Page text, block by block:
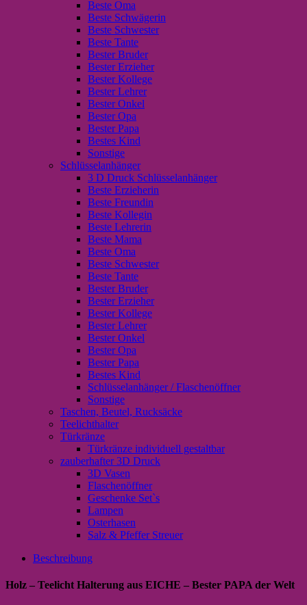
Beste Oma
Beste Schwägerin
Beste Schwester
Beste Tante
Bester Bruder
Bester Erzieher
Bester Kollege
Bester Lehrer
Bester Onkel
Bester Opa
Bester Papa
Bestes Kind
Sonstige
Schlüsselanhänger
3 D Druck Schlüsselanhänger
Beste Erzieherin
Beste Freundin
Beste Kollegin
Beste Lehrerin
Beste Mama
Beste Oma
Beste Schwester
Beste Tante
Bester Bruder
Bester Erzieher
Bester Kollege
Bester Lehrer
Bester Onkel
Bester Opa
Bester Papa
Bestes Kind
Schlüsselanhänger / Flaschenöffner
Sonstige
Taschen, Beutel, Rucksäcke
Teelichthalter
Türkränze
Türkränze individuell gestaltbar
zauberhafter 3D Druck
3D Vasen
Flaschenöffner
Geschenke Set`s
Lampen
Osterhasen
Salz & Pfeffer Streuer
Beschreibung
Holz – Teelicht Halterung aus EICHE – Bester PAPA der Welt